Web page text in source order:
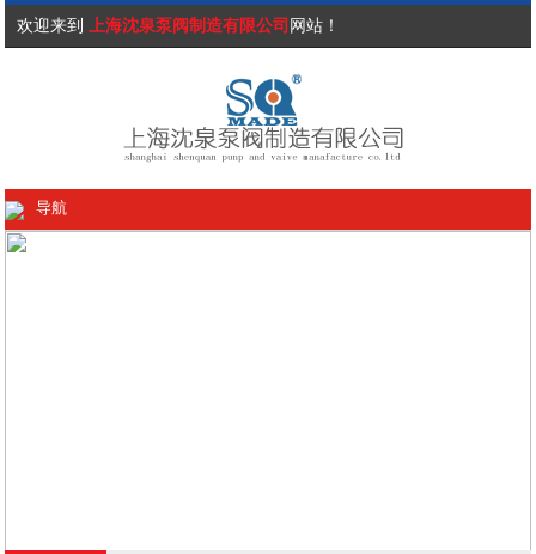
欢迎来到 上海沈泉泵阀制造有限公司 网站！
导航